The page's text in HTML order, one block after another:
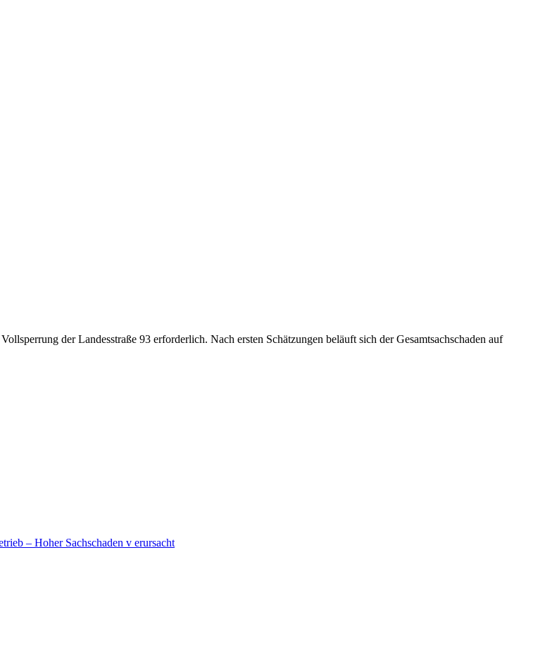
der Landesstraße 93 erforderlich. Nach ersten Schätzungen beläuft sich der Gesamtsachschaden auf
– Hoher Sachschaden v erursacht